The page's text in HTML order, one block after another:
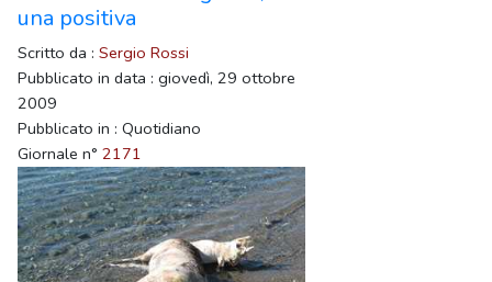
una positiva
Scritto da : Sergio Rossi
Pubblicato in data : giovedì, 29 ottobre
2009
Pubblicato in : Quotidiano
Giornale n° 2171